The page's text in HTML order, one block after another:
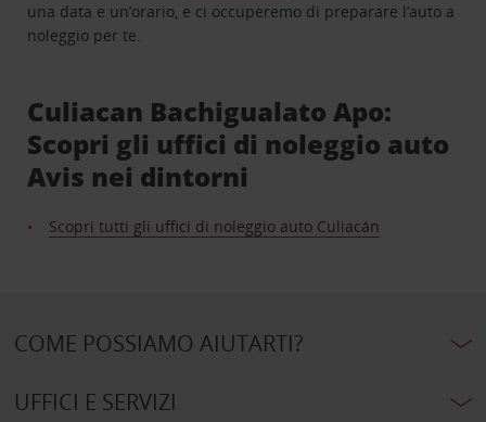
una data e un’orario, e ci occuperemo di preparare l’auto a
noleggio per te.
Culiacan Bachigualato Apo:
Scopri gli uffici di noleggio auto
Avis nei dintorni
Scopri tutti gli uffici di noleggio auto Culiacán
COME POSSIAMO AIUTARTI?
UFFICI E SERVIZI